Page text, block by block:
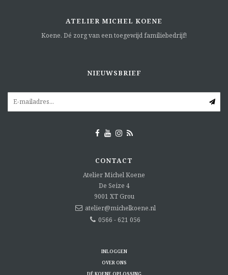
ATELIER MICHEL KOENE
Koene. Dé zorg van een toegewijd familiebedrijf!
NIEUWSBRIEF
CONTACT
Atelier Michel Koene
De Seize 4
9001 XT Grou
atelier@michelkoene.nl
0566 - 621 056
INLOGGEN
OVER ONS
DÉ KOENE OPLOSSING